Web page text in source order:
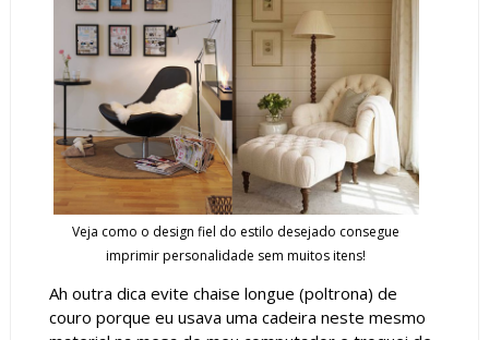
Veja como o design fiel do estilo desejado consegue
imprimir personalidade sem muitos itens!
Ah outra dica evite chaise longue (poltrona) de
couro porque eu usava uma cadeira neste mesmo